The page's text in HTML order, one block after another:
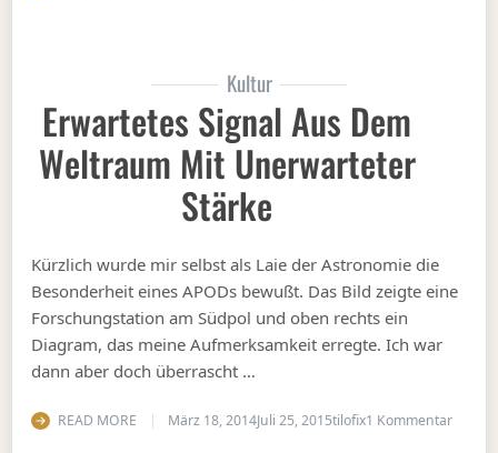
Kultur
Erwartetes Signal Aus Dem
Weltraum Mit Unerwarteter
Stärke
Kürzlich wurde mir selbst als Laie der Astronomie die
Besonderheit eines APODs bewußt. Das Bild zeigte eine
Forschungstation am Südpol und oben rechts ein
Diagram, das meine Aufmerksamkeit erregte. Ich war
dann aber doch überrascht …
READ MORE März 18, 2014Juli 25, 2015tilofix1 Kommentarzu